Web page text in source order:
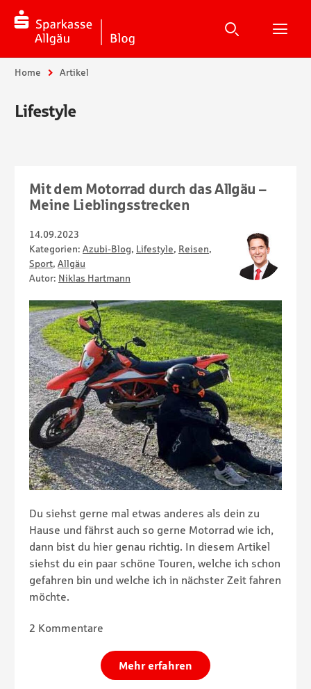
Suche
Suche
Sie sind hier:
Home Artikel
Lifestyle
Mit dem Motorrad durch das Allgäu –
Meine Lieblingsstrecken
14.09.2023
Kategorien: Azubi-Blog, Lifestyle, Reisen,
Sport, Allgäu
Autor: Niklas Hartmann
Du siehst gerne mal etwas anderes als dein zu
Hause und fährst auch so gerne Motorrad wie ich,
dann bist du hier genau richtig. In diesem Artikel
siehst du ein paar schöne Touren, welche ich schon
gefahren bin und welche ich in nächster Zeit fahren
möchte.
2 Kommentare
Mehr erfahren